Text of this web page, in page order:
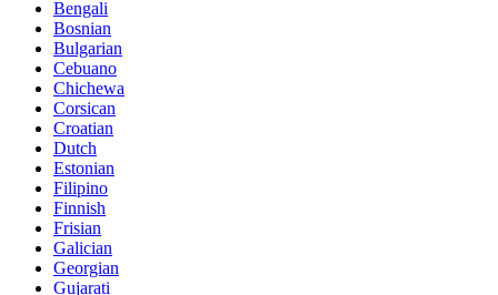
Bengali
Bosnian
Bulgarian
Cebuano
Chichewa
Corsican
Croatian
Dutch
Estonian
Filipino
Finnish
Frisian
Galician
Georgian
Gujarati